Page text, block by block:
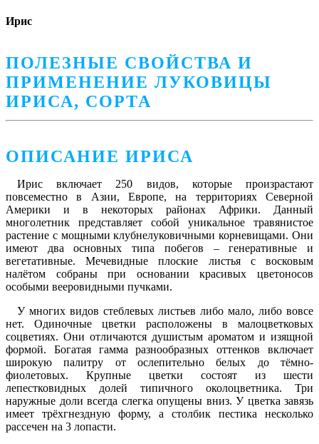
Ирис
ПОЛЕЗНЫЕ СВОЙСТВА И
ПРИМЕНЕНИЕ ЛУКОВИЦЫ
ИРИСА, СОРТА
ОПИСАНИЕ ИРИСА
Ирис включает 250 видов, которые произрастают
повсеместно в Азии, Европе, на территориях Северной
Америки и в некоторых районах Африки. Данный
многолетник представляет собой уникальное травянистое
растение с мощными клубнелуковичными корневищами. Они
имеют два основных типа побегов – генеративные и
вегетативные. Мечевидные плоские листья с восковым
налётом собраны при основании красивых цветоносов
особыми вееровидными пучками.
У многих видов стеблевых листьев либо мало, либо вовсе
нет. Одиночные цветки расположены в малоцветковых
соцветиях. Они отличаются душистым ароматом и изящной
формой. Богатая гамма разнообразных оттенков включает
широкую палитру от ослепительно белых до тёмно-
фиолетовых. Крупные цветки состоят из шести
лепестковидных долей типичного околоцветника. Три
наружные доли всегда слегка опущены вниз. У цветка завязь
имеет трёхгнездную форму, а столбик пестика несколько
рассечен на 3 лопасти.